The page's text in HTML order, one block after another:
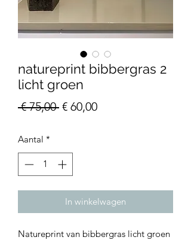
natureprint bibbergras 2
licht groen
€ 75,00 Normale
€ 60,00Verkoopprijs
Aantal *
In winkelwagen
Natureprint van bibbergras licht groen